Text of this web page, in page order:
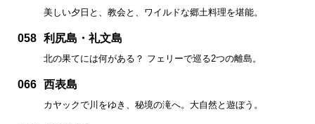
美しい夕日と、教会と、ワイルドな郷土料理を堪能。
058 利尻島・礼文島
北の果てには何がある？ フェリーで巡る2つの離島。
066 西表島
カヤックで川をゆき、秘境の滝へ。大自然と遊ぼう。